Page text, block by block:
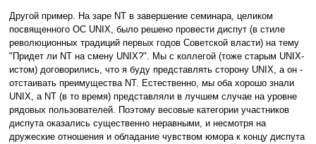
Другой пример. На заре NT в завершение семинара, целиком
посвященного ОС UNIX, было решено провести диспут (в стиле
революционных традиций первых годов Советской власти) на тему
"Придет ли NT на смену UNIX?". Мы с коллегой (тоже старым UNIX-
истом) договорились, что я буду представлять сторону UNIX, а он -
отстаивать преимущества NT. Естественно, мы оба хорошо знали
UNIX, а NT (в то время) представляли в лучшем случае на уровне
рядовых пользователей. Поэтому весовые категории участников
диспута оказались существенно неравными, и несмотря на
дружеские отношения и обладание чувством юмора к концу диспута